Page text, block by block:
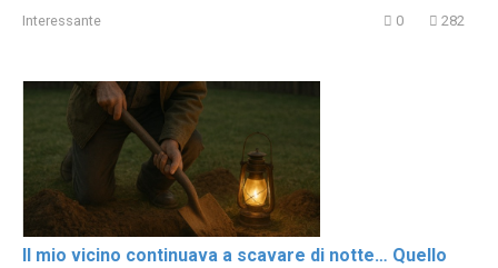
Interessante 0 282
Il mio vicino continuava a scavare di notte… Quello